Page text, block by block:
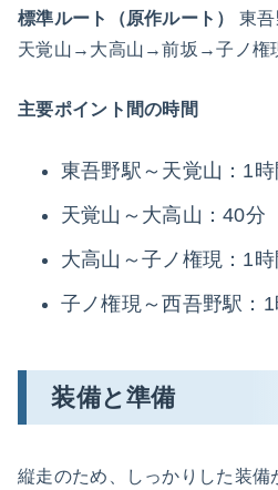
標準ルート（原作ルート）
東
天覚山→大高山→前坂→子ノ権
主要ポイント間の時間
東吾野駅～天覚山：1
天覚山～大高山：40分
大高山～子ノ権現：1
子ノ権現～西吾野駅：1
装備と準備
縦走のため、しっかりした装備